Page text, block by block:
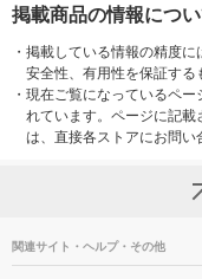
掲載商品の情報につ
・ 掲載している情報の精度に
安全性、有用性を保証する
・ 現在ご覧になっているペー
れています。ページに記
は、直接各ストアにお問い
関連サイト・ヘルプ・その他